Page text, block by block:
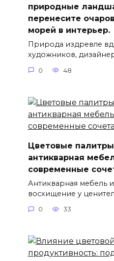
природные
перенесите
морей в интерьер.
Природа издревле
художников,
0 48
Цветовые
антикварная
современные
Антикварная мебель
восхищение у
0 33